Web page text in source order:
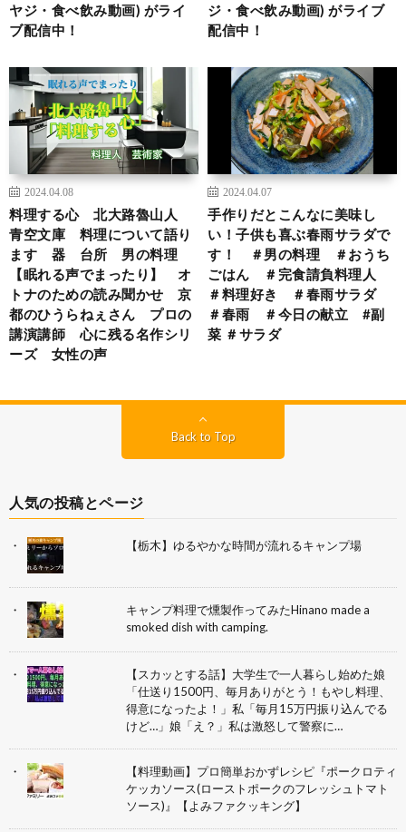
ヤジ・食べ飲み動画) がライ
ブ配信中！
ジ・食べ飲み動画) がライブ
配信中！
2024.04.08
料理する心 北大路魯山人
青空文庫 料理について語り
ます 器 台所 男の料理
【眠れる声でまったり】 オ
トナのための読み聞かせ 京
都のひうらねぇさん プロの
講演講師 心に残る名作シリ
ーズ 女性の声
2024.04.07
手作りだとこんなに美味し
い！子供も喜ぶ春雨サラダで
す！ ＃男の料理 ＃おうち
ごはん ＃完食請負料理人
＃料理好き ＃春雨サラダ
＃春雨 ＃今日の献立 #副
菜 ＃サラダ
Back to Top
人気の投稿とページ
【栃木】ゆるやかな時間が流れるキャンプ場
キャンプ料理で燻製作ってみたHinano made a
smoked dish with camping.
【スカッとする話】大学生で一人暮らし始めた娘
「仕送り1500円、毎月ありがとう！もやし料理、
得意になったよ！」私「毎月15万円振り込んでる
けど…」娘「え？」私は激怒して警察に…
【料理動画】プロ簡単おかずレシピ『ポークロティ
ケッカソース(ローストポークのフレッシュトマト
ソース)』【よみファクッキング】